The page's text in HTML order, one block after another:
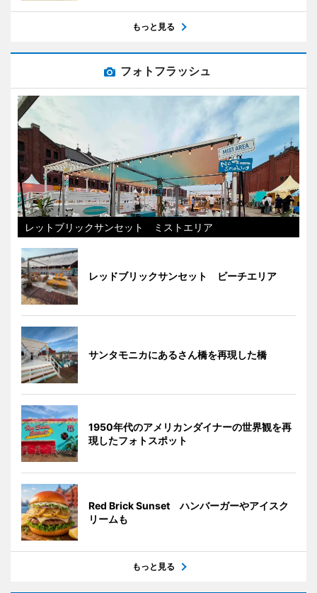
もっと見る
フォトフラッシュ
レットブリックサンセット ミストエリア
レッドブリックサンセット ビーチエリア
サンタモニカにあるさん橋を再現した橋
1950年代のアメリカンダイナーの世界観を再
現したフォトスポット
Red Brick Sunset ハンバーガーやアイスク
リームも
もっと見る